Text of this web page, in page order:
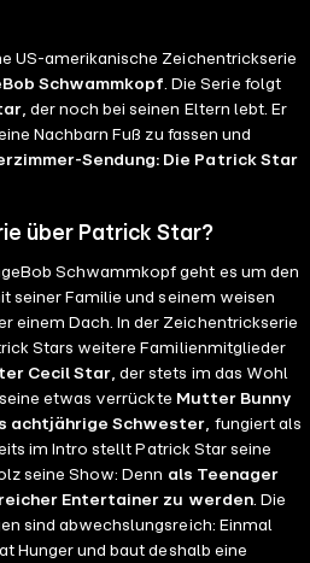
US-amerikanische Zeichentrickserie
Schwammkopf. Die Serie folgt
, der noch bei seinen Eltern lebt. Er
Nachbarn Fuß zu fassen und
Sendung: Die Patrick Star
über Patrick Star?
Schwammkopf geht es um den
seiner Familie und seinem weisen
einem Dach. In der Zeichentrickserie
Stars weitere Familienmitglieder
Cecil Star, der stets im das Wohl
etwas verrückte Mutter Bunny
achtjährige Schwester, fungiert als
im Intro stellt Patrick Star seine
seine Show: Denn als Teenager
Entertainer zu werden. Die
sind abwechslungsreich: Einmal
Hunger und baut deshalb eine